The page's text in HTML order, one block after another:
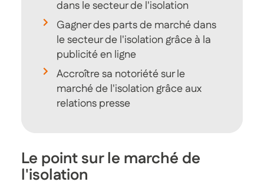
dans le secteur de l'isolation
Gagner des parts de marché dans
le secteur de l'isolation grâce à la
publicité en ligne
Accroître sa notoriété sur le
marché de l'isolation grâce aux
relations presse
Le point sur le marché de
l'isolation